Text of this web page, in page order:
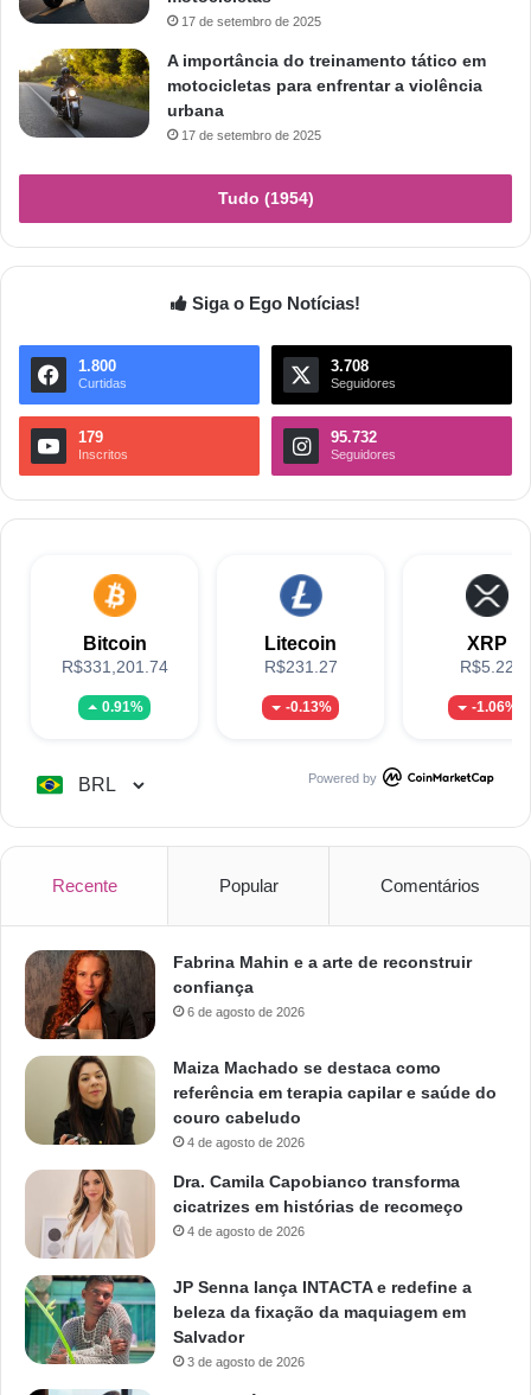
17 de setembro de 2025
A importância do treinamento tático em
motocicletas para enfrentar a violência
urbana
17 de setembro de 2025
Tudo (1954)
Siga o Ego Notícias!
1.800
Curtidas
3.708
Seguidores
179
Inscritos
95.732
Seguidores
Bitcoin
R$331,201.74
0.91%
Litecoin
R$231.27
-0.13%
XRP
R$5.22
-1.06%
Powered by
Recente Popular Comentários
Fabrina Mahin e a arte de reconstruir
confiança
6 de agosto de 2026
Maiza Machado se destaca como
referência em terapia capilar e saúde do
couro cabeludo
4 de agosto de 2026
Dra. Camila Capobianco transforma
cicatrizes em histórias de recomeço
4 de agosto de 2026
JP Senna lança INTACTA e redefine a
beleza da fixação da maquiagem em
Salvador
3 de agosto de 2026